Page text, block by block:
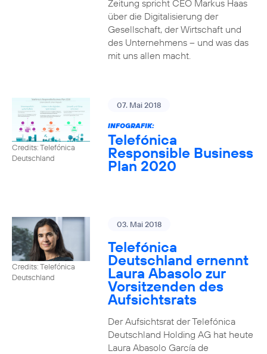
Zeitung spricht CEO Markus Haas
über die Digitalisierung der
Gesellschaft, der Wirtschaft und
des Unternehmens – und was das
mit uns allen macht.
Credits: Telefónica
Deutschland
07. Mai 2018
INFOGRAFIK:
Telefónica
Responsible Business
Plan 2020
Credits: Telefónica
Deutschland
03. Mai 2018
Telefónica
Deutschland ernennt
Laura Abasolo zur
Vorsitzenden des
Aufsichtsrats
Der Aufsichtsrat der Telefónica
Deutschland Holding AG hat heute
Laura Abasolo García de